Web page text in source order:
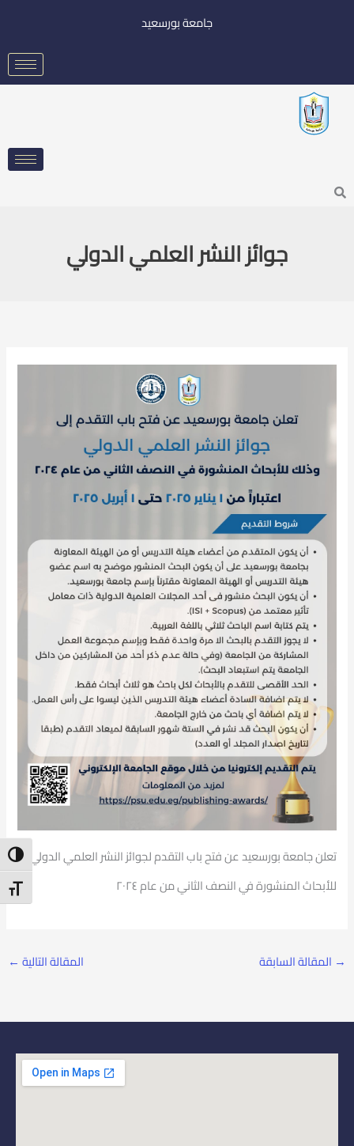
جامعة بورسعيد
Search
جوائز النشر العلمي الدولي
تعلن جامعة بورسعيد عن فتح باب التقدم لجوائز النشر العلمي الدولي
للأبحاث المنشورة في النصف الثاني من عام ٢٠٢٤
→ المقالة السابقة المقالة التالية ←